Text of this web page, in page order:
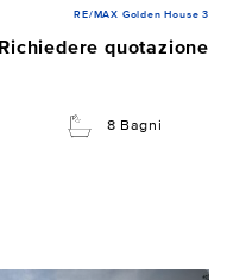
RE/MAX Golden House 3
Richiedere quotazione
8 Bagni